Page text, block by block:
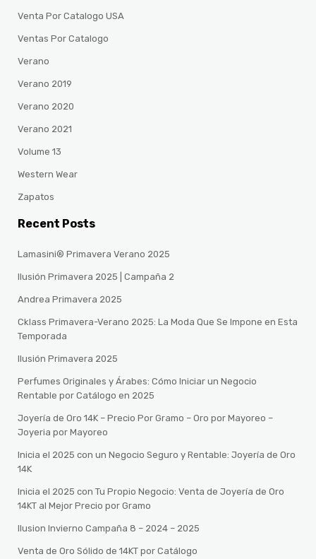
Venta Por Catalogo USA
Ventas Por Catalogo
Verano
Verano 2019
Verano 2020
Verano 2021
Volume 13
Western Wear
Zapatos
Recent Posts
Lamasini® Primavera Verano 2025
Ilusión Primavera 2025 | Campaña 2
Andrea Primavera 2025
Cklass Primavera-Verano 2025: La Moda Que Se Impone en Esta
Temporada
Ilusión Primavera 2025
Perfumes Originales y Árabes: Cómo Iniciar un Negocio
Rentable por Catálogo en 2025
Joyería de Oro 14K – Precio Por Gramo – Oro por Mayoreo –
Joyeria por Mayoreo
Inicia el 2025 con un Negocio Seguro y Rentable: Joyería de Oro
14K
Inicia el 2025 con Tu Propio Negocio: Venta de Joyería de Oro
14KT al Mejor Precio por Gramo
Ilusion Invierno Campaña 8 – 2024 – 2025
Venta de Oro Sólido de 14KT por Catálogo